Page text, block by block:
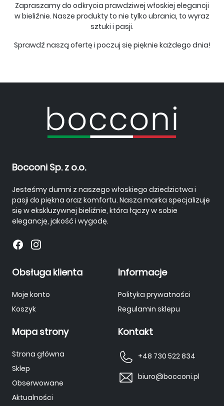
Zapraszamy do odkrycia prawdziwej włoskiej elegancji
w bieliźnie. Nasze produkty to nie tylko ubrania, to wyraz
sztuki i pasji.
Sprawdź naszą ofertę i poczuj się pięknie każdego dnia!
Bocconi Sp. z o.o.
Jesteśmy dumni z naszego włoskiego dziedzictwa i
pasji do piękna oraz komfortu. Nasza marka specjalizuje
się w ekskluzywnej bieliźnie, która łączy w sobie
elegancję, jakość i wygodę.
Obsługa klienta
Moje konto
Koszyk
Informacje
Polityka prywatności
Regulamin sklepu
Mapa strony
Strona główna
Sklep
Obserwowane
Aktualności
Kontakt
+48 730 522 834
biuro@bocconi.pl